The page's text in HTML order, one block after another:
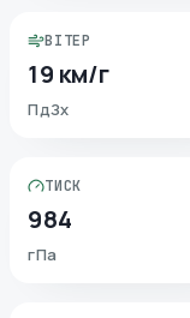
ВІТЕР
19 км/г
ПдЗх
ТИСК
984
гПа